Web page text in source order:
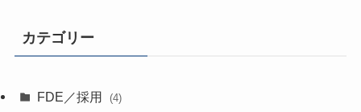
カテゴリー
FDE／採用 (4)